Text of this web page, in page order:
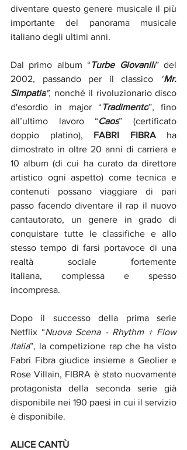
diventare questo genere musicale il più
importante del panorama musicale
italiano degli ultimi anni.
Dal primo album “Turbe Giovanili” del
2002, passando per il classico "Mr.
Simpatia", nonché il rivoluzionario disco
d'esordio in major “Tradimento”, fino
all’ultimo lavoro “Caos” (certificato
doppio platino), FABRI FIBRA ha
dimostrato in oltre 20 anni di carriera e
10 album (di cui ha curato da direttore
artistico ogni aspetto) come tecnica e
contenuti possano viaggiare di pari
passo facendo diventare il rap il nuovo
cantautorato, un genere in grado di
conquistare tutte le classifiche e allo
stesso tempo di farsi portavoce di una
realtà sociale fortemente
italiana, complessa e spesso
incompresa.
Dopo il successo della prima serie
Netflix “Nuova Scena - Rhythm + Flow
Italia”, la competizione rap che ha visto
Fabri Fibra giudice insieme a Geolier e
Rose Villain, FIBRA è stato nuovamente
protagonista della seconda serie già
disponibile nei 190 paesi in cui il servizio
è disponibile.
ALICE CANTÙ